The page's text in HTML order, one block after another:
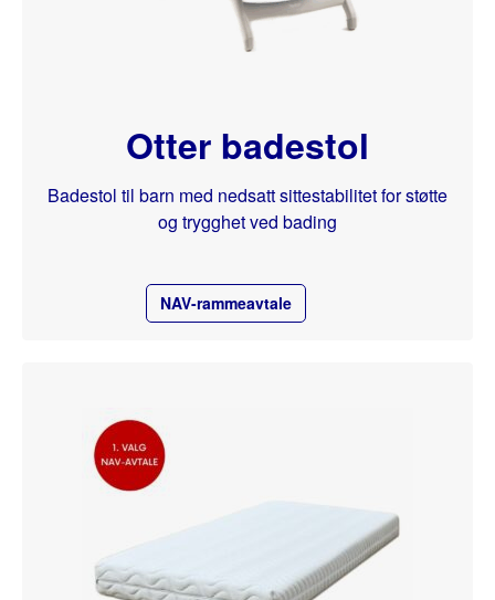
Otter badestol
NAV-rammeavtale
Badestol til barn med nedsatt sittestabilitet for støtte
og trygghet ved bading